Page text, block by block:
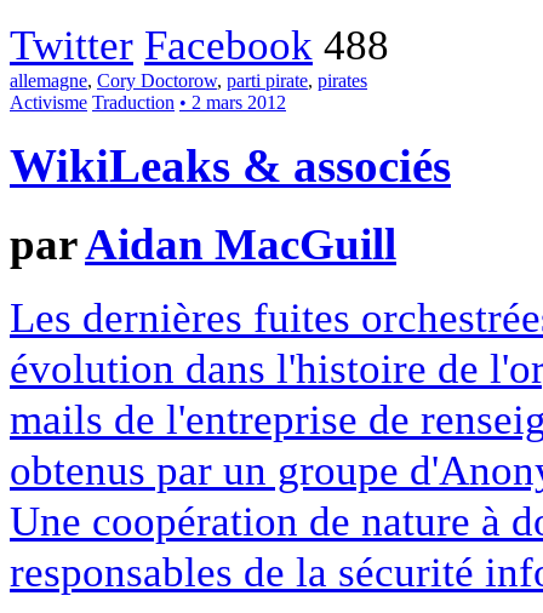
Twitter Facebook 488
allemagne, Cory Doctorow, parti pirate, pirates
Activisme Traduction • 2 mars 2012
WikiLeaks & associés
parAidan MacGuill
Les dernières fuites
évolution dans l'histoire de
mails de l'entreprise de
obtenus par un groupe
Une coopération de nature à
responsables de la sécurité